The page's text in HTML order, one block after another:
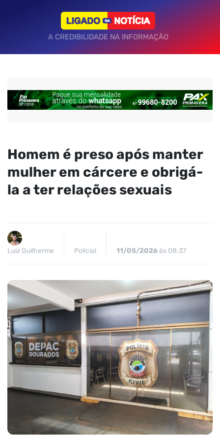
A CREDIBILIDADE NA INFORMAÇÃO
Homem é preso após manter
mulher em cárcere e obrigá-
la a ter relações sexuais
Luiz Guilherme Policial 11/05/2026às 08:37